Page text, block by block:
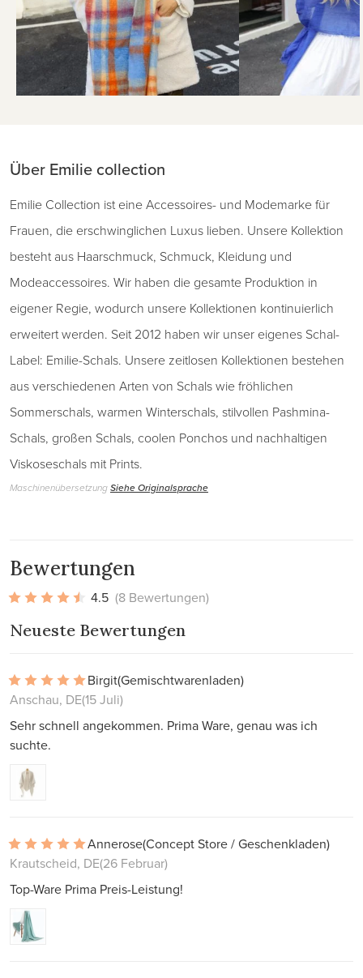
Über Emilie collection
Emilie Collection ist eine Accessoires- und Modemarke für
Frauen, die erschwinglichen Luxus lieben. Unsere Kollektion
besteht aus Haarschmuck, Schmuck, Kleidung und
Modeaccessoires. Wir haben die gesamte Produktion in
eigener Regie, wodurch unsere Kollektionen kontinuierlich
erweitert werden. Seit 2012 haben wir unser eigenes Schal-
Label: Emilie-Schals. Unsere zeitlosen Kollektionen bestehen
aus verschiedenen Arten von Schals wie fröhlichen
Sommerschals, warmen Winterschals, stilvollen Pashmina-
Schals, großen Schals, coolen Ponchos und nachhaltigen
Viskoseschals mit Prints.
MaschinenübersetzungSiehe Originalsprache
Bewertungen
4.5 (8 Bewertungen)
Neueste Bewertungen
Birgit(Gemischtwarenladen)
Anschau, DE(15 Juli)
Sehr schnell angekommen. Prima Ware, genau was ich
suchte.
Annerose(Concept Store / Geschenkladen)
Krautscheid, DE(26 Februar)
Top-Ware Prima Preis-Leistung!